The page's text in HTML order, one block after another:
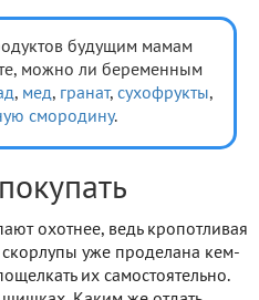
будущим мамам
можно ли беременным
, мед, гранат, сухофрукты,
смородину.
охотнее, ведь кропотливая
уже проделана кем-
их самостоятельно.